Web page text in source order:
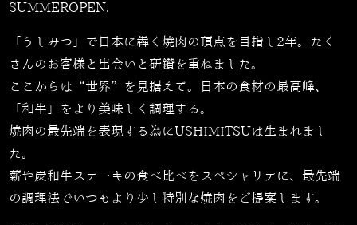
SUMMEROPEN.
「うしみつ」で日本に犇く焼肉の頂点を目指し2年。たく
さんのお客様と出会いと研鑽を重ねました。
ここからは“世界”を見据えて。日本の食材の最高峰、
「和牛」をより美味しく調理する。
焼肉の最先端を表現する為にUSHIMITSUは生まれまし
た。
薪や炭和牛ステーキの食べ比べをスペシャリテに、最先端
の調理法でいつもより少し特別な焼肉をご提案します。